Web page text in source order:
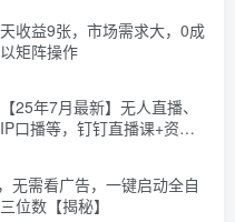
收益9张，市场需求大，0成
矩阵操作
25年7月最新】无人直播、
口播等，钉钉直播课+资料
无需看广告，一键启动全自
位数【揭秘】